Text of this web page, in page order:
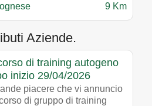
9 Km
Aziende.
di training autogeno
inizio 29/04/2026
piacere che vi annuncio
di gruppo di training